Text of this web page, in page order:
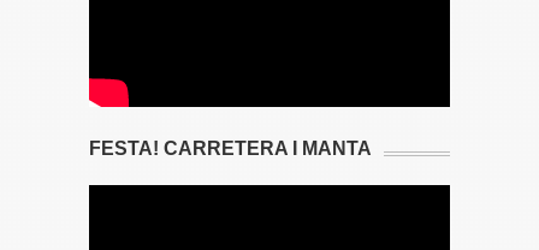
FESTA! CARRETERA I MANTA